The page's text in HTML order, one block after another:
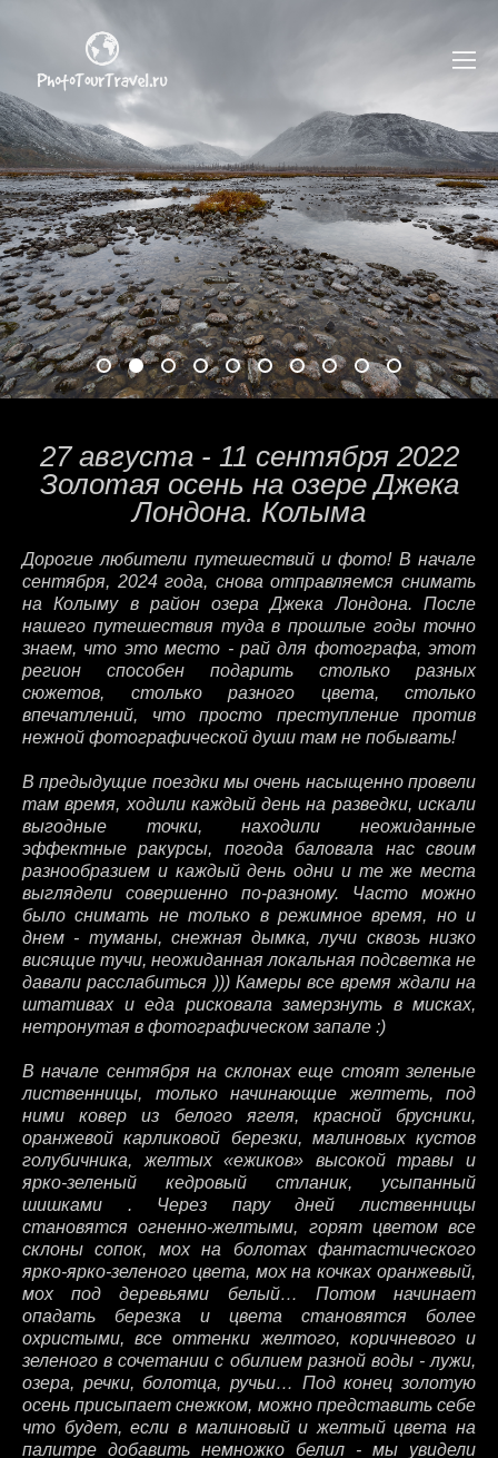
27 августа - 11 сентября 2022
Золотая осень на озере Джека
Лондона. Колыма
Дорогие любители путешествий и фото! В начале
сентября, 2024 года, снова отправляемся снимать
на Колыму в район озера Джека Лондона. После
нашего путешествия туда в прошлые годы точно
знаем, что это место - рай для фотографа, этот
регион способен подарить столько разных
сюжетов, столько разного цвета, столько
впечатлений, что просто преступление против
нежной фотографической души там не побывать!
В предыдущие поездки мы очень насыщенно провели
там время, ходили каждый день на разведки, искали
выгодные точки, находили неожиданные
эффектные ракурсы, погода баловала нас своим
разнообразием и каждый день одни и те же места
выглядели совершенно по-разному. Часто можно
было снимать не только в режимное время, но и
днем - туманы, снежная дымка, лучи сквозь низко
висящие тучи, неожиданная локальная подсветка не
давали расслабиться ))) Камеры все время ждали на
штативах и еда рисковала замерзнуть в мисках,
нетронутая в фотографическом запале :)
В начале сентября на склонах еще стоят зеленые
лиственницы, только начинающие желтеть, под
ними ковер из белого ягеля, красной брусники,
оранжевой карликовой березки, малиновых кустов
голубичника, желтых «ежиков» высокой травы и
ярко-зеленый кедровый стланик, усыпанный
шишками . Через пару дней лиственницы
становятся огненно-желтыми, горят цветом все
склоны сопок, мох на болотах фантастического
ярко-ярко-зеленого цвета, мох на кочках оранжевый,
мох под деревьями белый… Потом начинает
опадать березка и цвета становятся более
охристыми, все оттенки желтого, коричневого и
зеленого в сочетании с обилием разной воды - лужи,
озера, речки, болотца, ручьи… Под конец золотую
осень присыпает снежком, можно представить себе
что будет, если в малиновый и желтый цвета на
палитре добавить немножко белил - мы увидели